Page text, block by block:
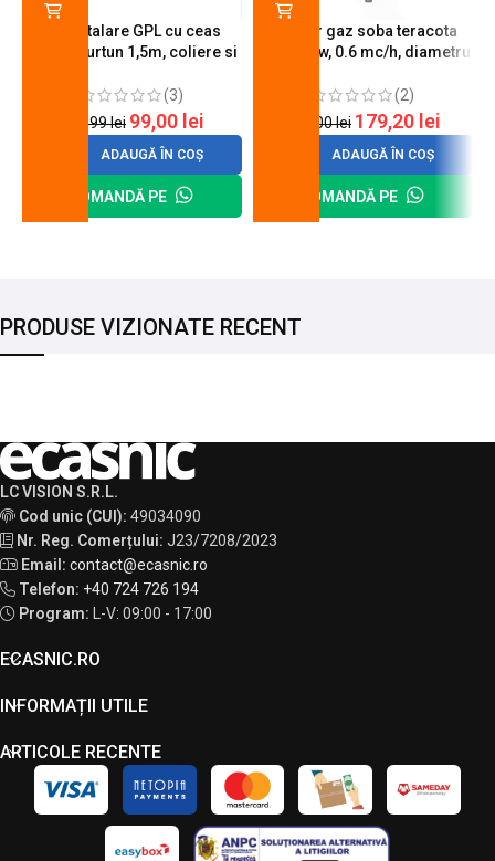
Kit instalare GPL cu ceas
butelie, furtun 1,5m, coliere si
(3)
120,99lei 99,00 lei
ADAUGĂ ÎN COȘ
COMANDĂ PE
Arzator gaz soba teracota
A600, 6 kw, 0.6 mc/h, diametru
(2)
200,00lei 179,20 lei
ADAUGĂ ÎN COȘ
COMANDĂ PE
PRODUSE VIZIONATE RECENT
LC VISION S.R.L.
Cod unic (CUI): 49034090
Nr. Reg. Comerțului: J23/7208/2023
Email: contact@ecasnic.ro
Telefon: +40 724 726 194
Program:
L-V: 09:00 - 17:00
ECASNIC.RO
INFORMAȚII UTILE
ARTICOLE RECENTE